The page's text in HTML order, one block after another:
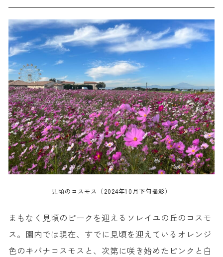
見頃のコスモス（2024年10月下旬撮影）
まもなく見頃のピークを迎えるソレイユの丘のコスモ
ス。園内では現在、すでに見頃を迎えているオレンジ
色のキバナコスモスと、次第に咲き始めたピンクと白